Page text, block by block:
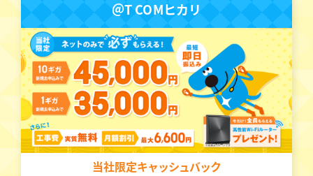
＠T COMヒカリ
当社限定キャッシュバック